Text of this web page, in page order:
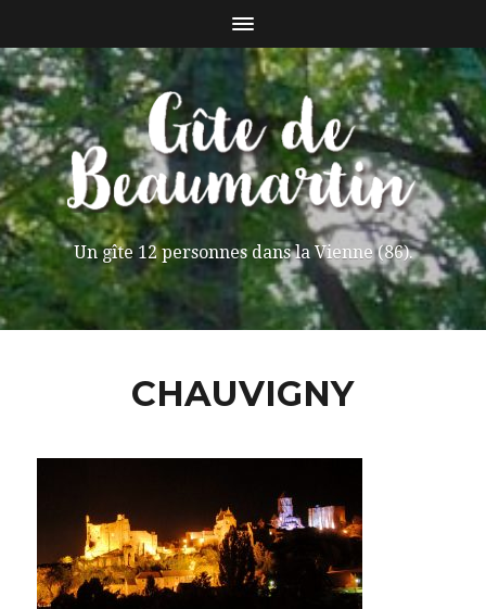
Un gîte 12 personnes dans la Vienne (86).
CHAUVIGNY